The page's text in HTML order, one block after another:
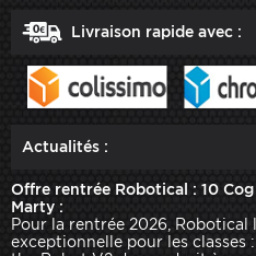
Livraison rapide avec :
Actualités :
Offre rentrée Robotical : 10
Marty :
Pour la rentrée 2026, Robotical
exceptionnelle pour les classes